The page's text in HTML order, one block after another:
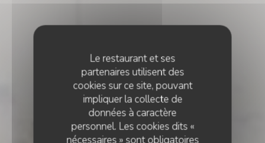
Le restaurant et ses
partenaires utilisent des
cookies sur ce site, pouvant
impliquer la collecte de
données à caractère
personnel. Les cookies dits «
nécessaires » sont obligatoires